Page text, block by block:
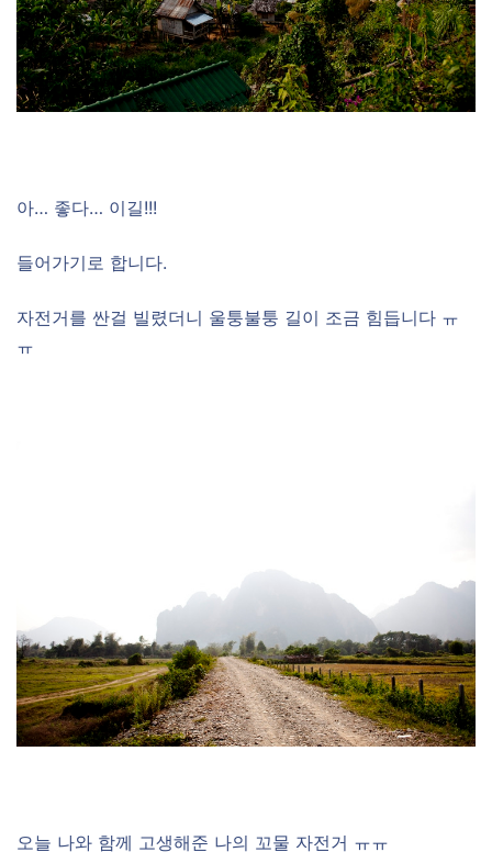
아… 좋다… 이길!!!
들어가기로 합니다.
자전거를 싼걸 빌렸더니 울퉁불퉁 길이 조금 힘듭니다 ㅠ
ㅠ
오늘 나와 함께 고생해준 나의 꼬물 자전거 ㅠㅠ